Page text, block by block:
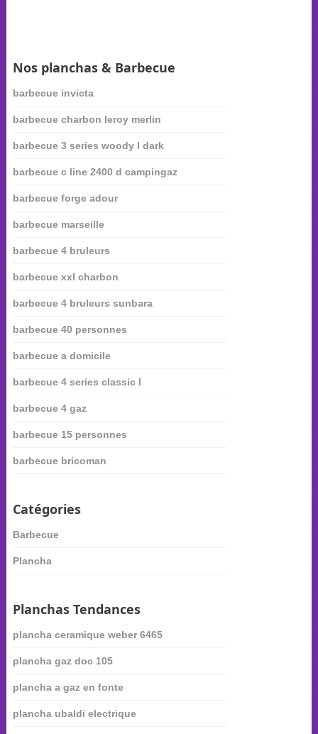
Nos planchas & Barbecue
barbecue invicta
barbecue charbon leroy merlin
barbecue 3 series woody l dark
barbecue c line 2400 d campingaz
barbecue forge adour
barbecue marseille
barbecue 4 bruleurs
barbecue xxl charbon
barbecue 4 bruleurs sunbara
barbecue 40 personnes
barbecue a domicile
barbecue 4 series classic l
barbecue 4 gaz
barbecue 15 personnes
barbecue bricoman
Catégories
Barbecue
Plancha
Planchas Tendances
plancha ceramique weber 6465
plancha gaz doc 105
plancha a gaz en fonte
plancha ubaldi electrique